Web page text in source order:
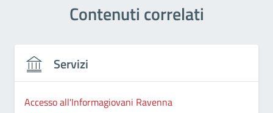
Contenuti correlati
Servizi
Accesso all'Informagiovani Ravenna